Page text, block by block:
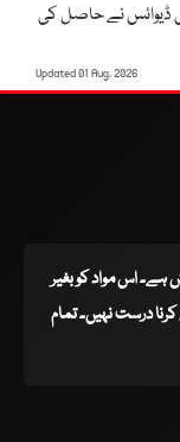
ڈیوائس نے حاصل کی
Updated 01 Aug, 2026
ہے۔ اس مواد کو بغیر
درست نہیں۔ تمام